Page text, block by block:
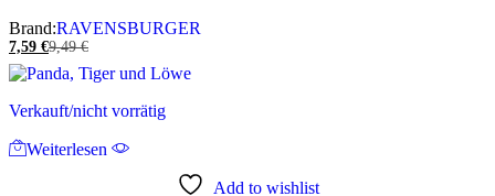
Brand:RAVENSBURGER
7,59 €9,49€
Verkauft/nicht vorrätig
Weiterlesen
Add to wishlist